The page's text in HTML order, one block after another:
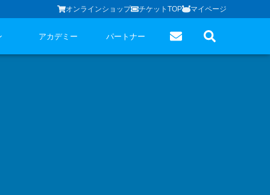
オンラインショップ チケットTOP マイページ
アカデミー パートナー